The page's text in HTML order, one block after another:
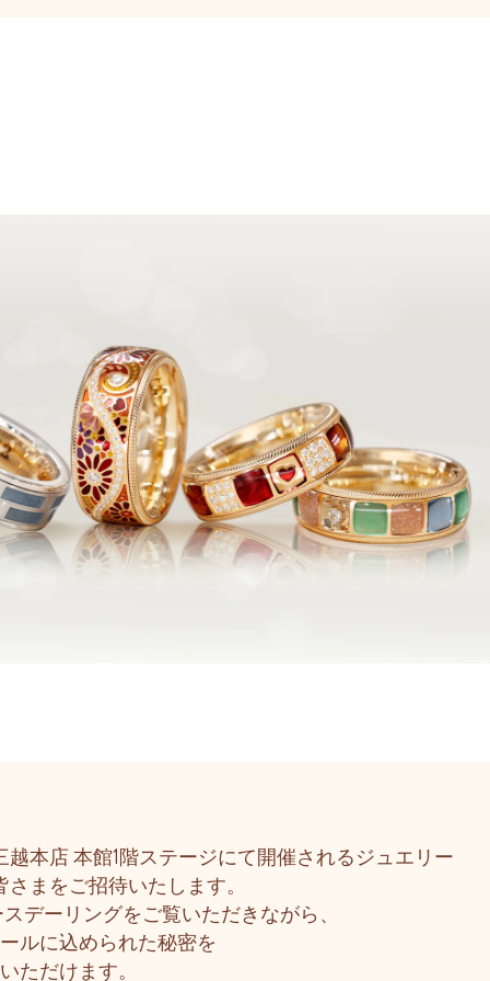
越本店 本館1階ステージにて開催されるジュエリー
まをご招待いたします。
デーリングをご覧いただきながら、
ルに込められた秘密を
ただけます。